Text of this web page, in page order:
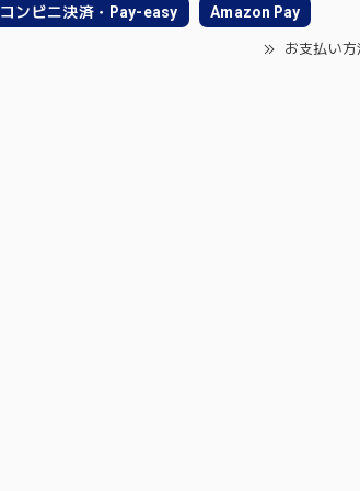
コンビニ決済・Pay-easy Amazon Pay
お支払い